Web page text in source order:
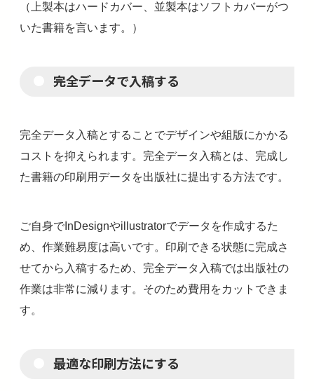
（上製本はハードカバー、並製本はソフトカバーがつ
いた書籍を言います。）
完全データで入稿する
完全データ入稿とすることでデザインや組版にかかる
コストを抑えられます。完全データ入稿とは、完成し
た書籍の印刷用データを出版社に提出する方法です。
ご自身でInDesignやillustratorでデータを作成するた
め、作業難易度は高いです。印刷できる状態に完成さ
せてから入稿するため、完全データ入稿では出版社の
作業は非常に減ります。そのため費用をカットできま
す。
最適な印刷方法にする